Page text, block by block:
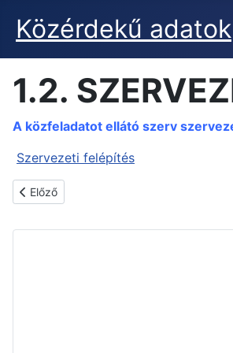
Közérdekű adatok
1.2.
A közfeladatot ellátó szerv
Szervezeti felépítés
Előző cikk: 1.3. VEZETŐK
Előző